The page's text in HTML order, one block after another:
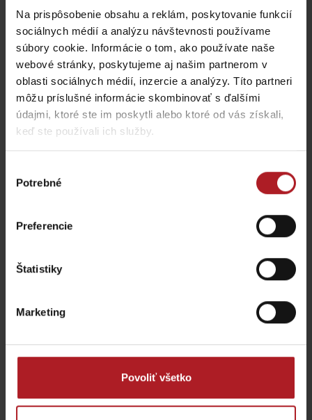
Na prispôsobenie obsahu a reklám, poskytovanie funkcií
sociálnych médií a analýzu návštevnosti používame
súbory cookie. Informácie o tom, ako používate naše
webové stránky, poskytujeme aj našim partnerom v
oblasti sociálnych médií, inzercie a analýzy. Títo partneri
môžu príslušné informácie skombinovať s ďalšími
údajmi, ktoré ste im poskytli alebo ktoré od vás získali,
keď ste používali ich služby.
súhlasu
Potrebné
Preferencie
Štatistiky
Marketing
Povoliť všetko